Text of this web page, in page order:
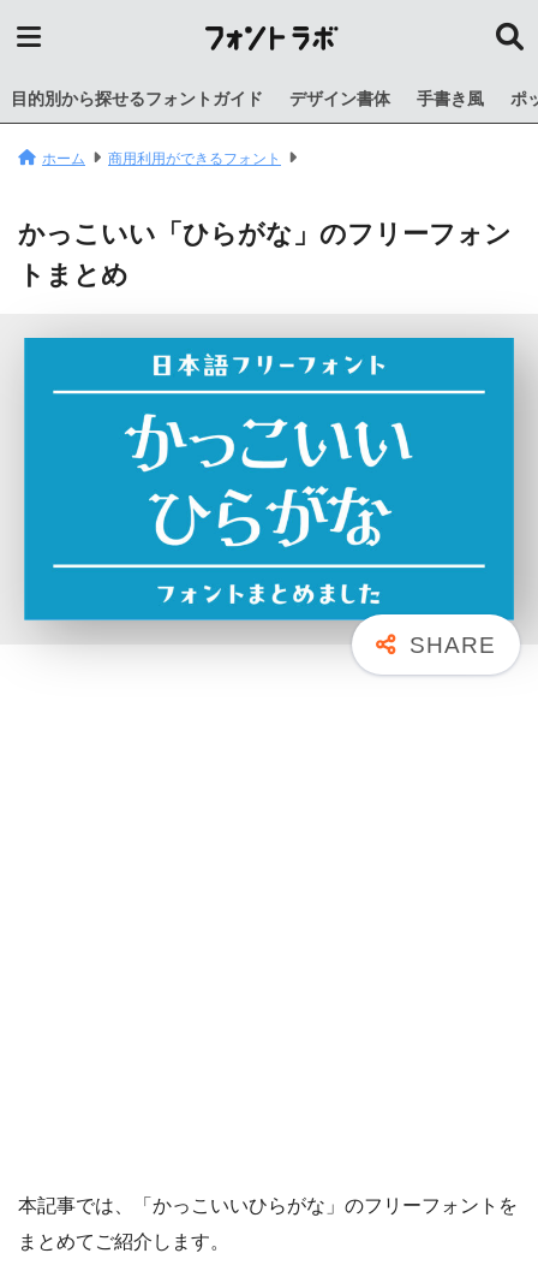
目的別から探せるフォントガイド デザイン書体 手書き風 ポ
ホーム 商用利用ができるフォント
かっこいい「ひらがな」のフリーフォン
トまとめ
本記事では、「かっこいいひらがな」のフリーフォントを
まとめてご紹介します。